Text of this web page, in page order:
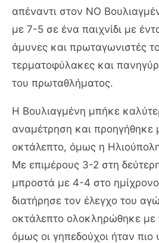
απέναντι στον ΝΟ
με 7-5 σε ένα παιχνίδι με
άμυνες και πρωταγωνιστές
τερματοφύλακες και
του πρωταθλήματος.
Η Βουλιαγμένη μπήκε
αναμέτρηση και προηγήθηκε
οκτάλεπτο, όμως η
Με επιμέρους 3-2 στη
μπροστά με 4-4 στο
διατήρησε τον έλεγχο του
οκτάλεπτο ολοκληρώθηκε
όμως οι γηπεδούχοι ήταν πιο